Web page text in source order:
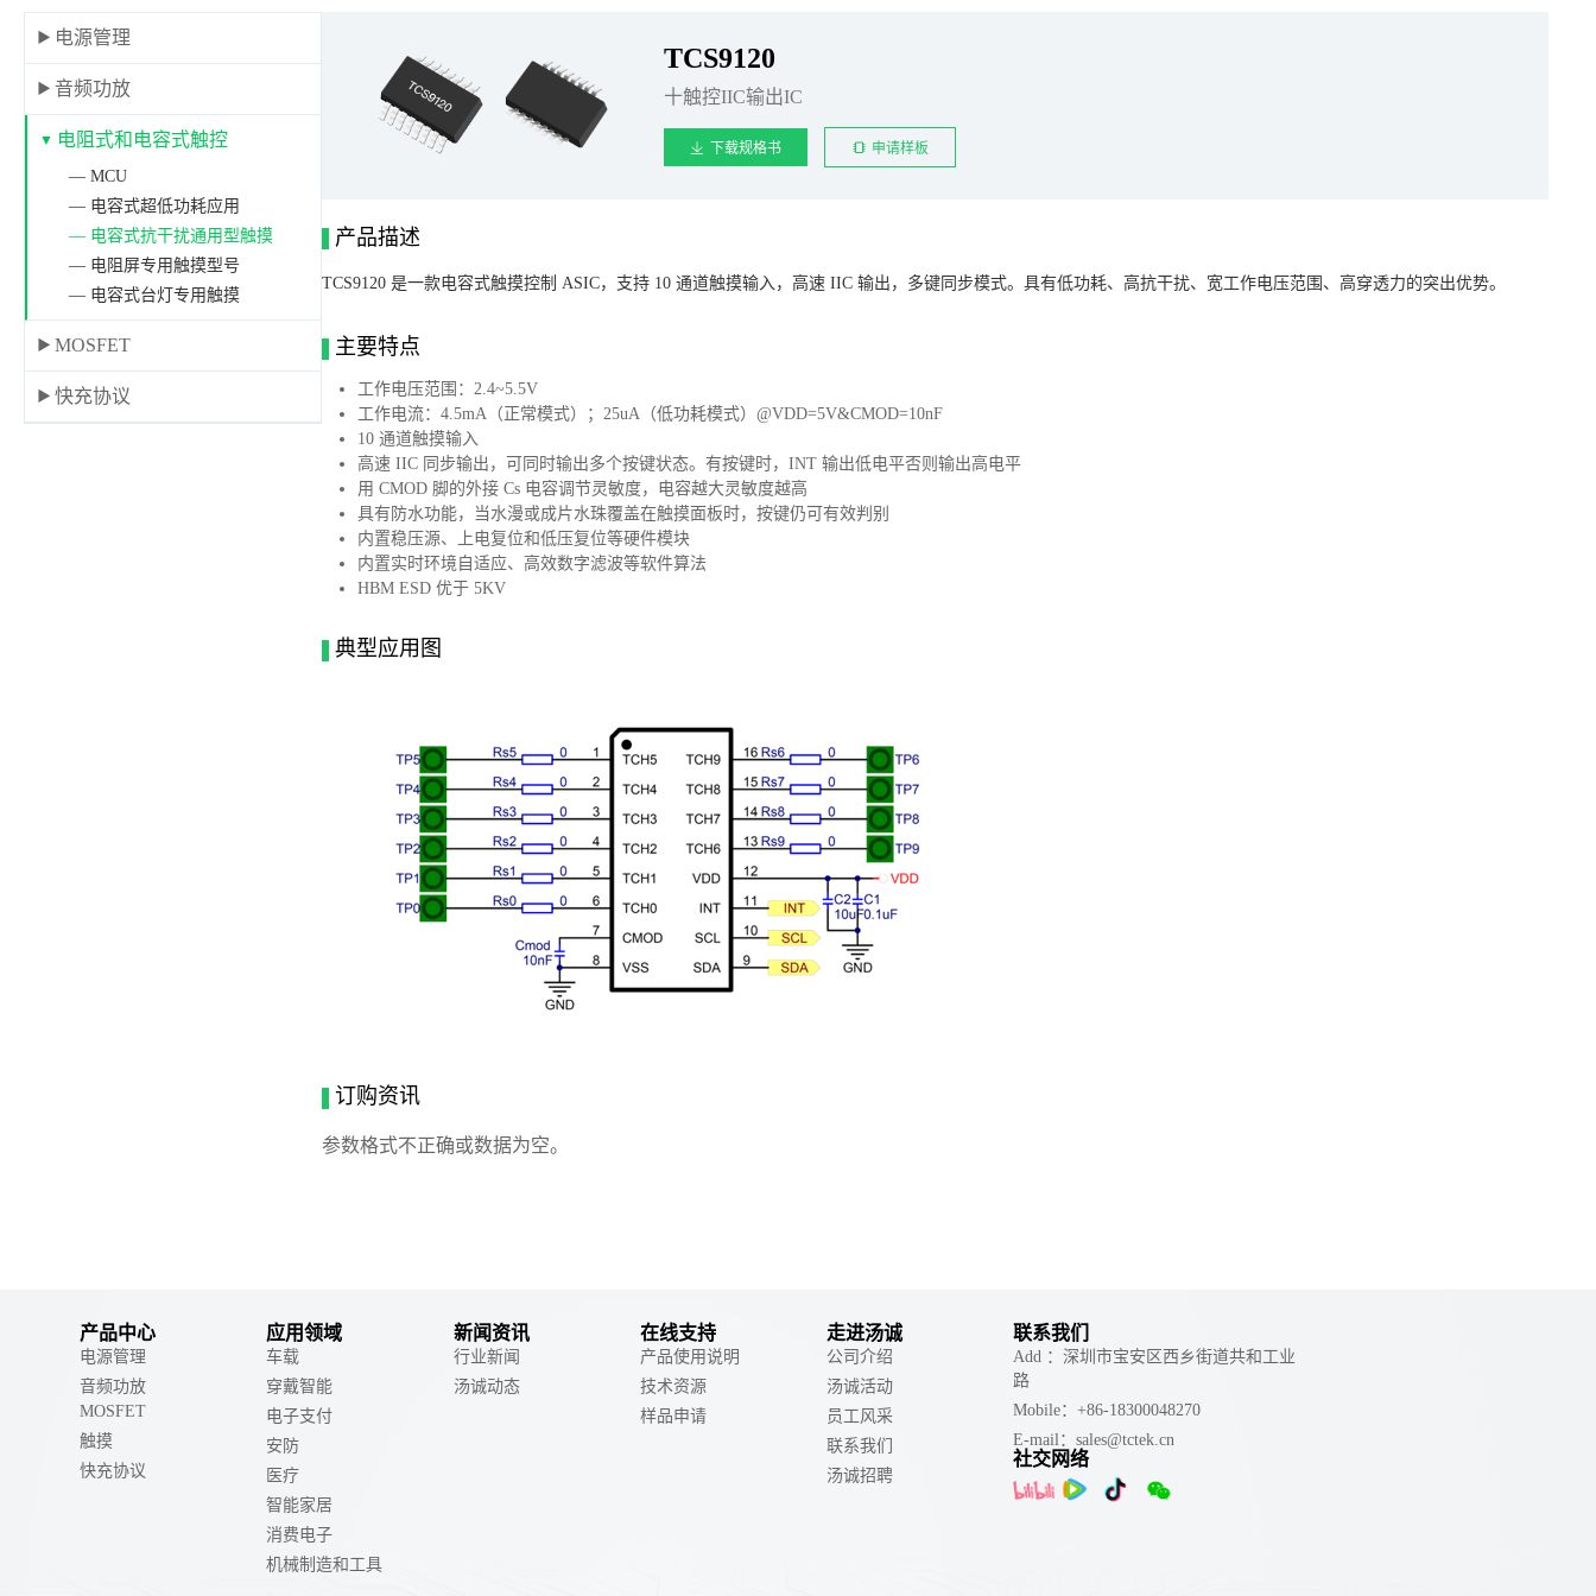
电源管理
音频功放
电阻式和电容式触控
— MCU
— 电容式超低功耗应用
— 电容式抗干扰通用型触摸
— 电阻屏专用触摸型号
— 电容式台灯专用触摸
MOSFET
快充协议
TCS9120
十触控IIC输出IC
下载规格书 申请样板
产品描述
TCS9120 是一款电容式触摸控制 ASIC，支持 10 通道触摸输入，高速 IIC 输出，多键同步模式。具有低功耗、高抗干扰、宽工作电压范围、高穿透力的突出优势。
主要特点
工作电压范围：2.4~5.5V
工作电流：4.5mA（正常模式）；25uA（低功耗模式）@VDD=5V&CMOD=10nF
10 通道触摸输入
高速 IIC 同步输出，可同时输出多个按键状态。有按键时，INT 输出低电平否则输出高电平
用 CMOD 脚的外接 Cs 电容调节灵敏度，电容越大灵敏度越高
具有防水功能，当水漫或成片水珠覆盖在触摸面板时，按键仍可有效判别
内置稳压源、上电复位和低压复位等硬件模块
内置实时环境自适应、高效数字滤波等软件算法
HBM ESD 优于 5KV
典型应用图
订购资讯
参数格式不正确或数据为空。
产品中心
电源管理
音频功放
MOSFET
触摸
快充协议
应用领域
车载
穿戴智能
电子支付
安防
医疗
智能家居
消费电子
机械制造和工具
新闻资讯
行业新闻
汤诚动态
在线支持
产品使用说明
技术资源
样品申请
走进汤诚
公司介绍
汤诚活动
员工风采
联系我们
汤诚招聘
联系我们
Add ：深圳市宝安区西乡街道共和工业
路
Mobile：+86-18300048270
E-mail：sales@tctek.cn
社交网络